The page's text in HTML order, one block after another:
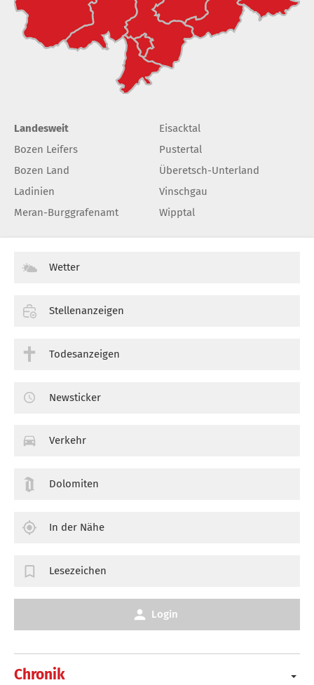
Landesweit
Bozen Leifers
Bozen Land
Ladinien
Meran-Burggrafenamt
Eisacktal
Pustertal
Überetsch-Unterland
Vinschgau
Wipptal
Chronik
Wetter
Stellenanzeigen
Todesanzeigen
Newsticker
Verkehr
Dolomiten
In der Nähe
Lesezeichen
Login